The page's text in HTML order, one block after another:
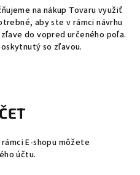
na nákup Tovaru využiť
aby ste v rámci návrhu
do vopred určeného poľa.
so zľavou.
E-shopu môžete
účtu.